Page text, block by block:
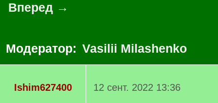
Вперед →
Модератор: Vasilii Milashenko
Ishim627400
12 сент. 2022 13:36